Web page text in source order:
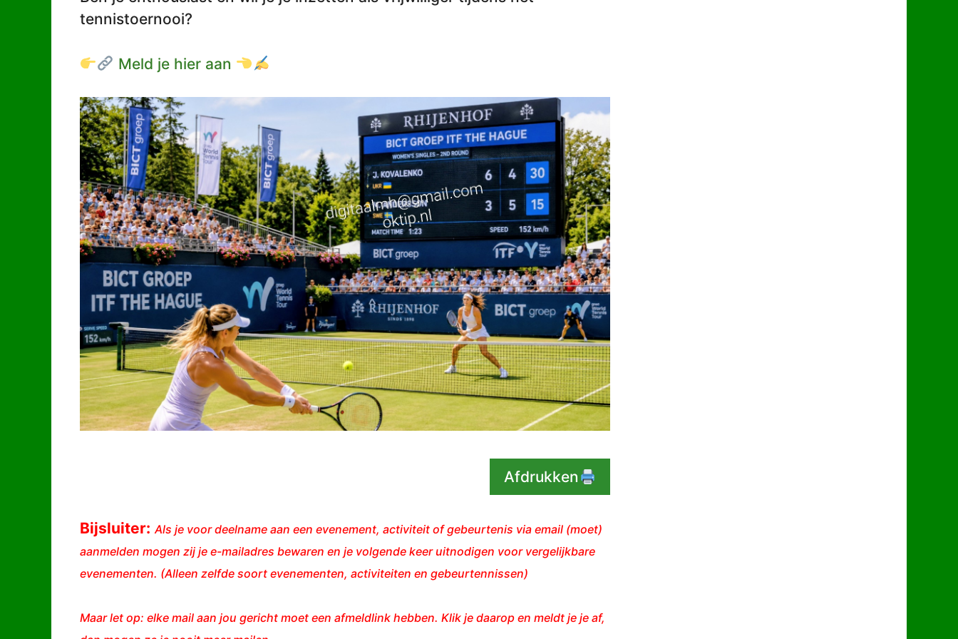
tennistoernooi?
Meld je hier aan
Afdrukken
Bijsluiter: Als je voor deelname aan een evenement, activiteit of gebeurtenis via email (moet)
aanmelden mogen zij je e-mailadres bewaren en je volgende keer uitnodigen voor vergelijkbare
evenementen. (Alleen zelfde soort evenementen, activiteiten en gebeurtennissen)
Maar let op: elke mail aan jou gericht moet een afmeldlink hebben. Klik je daarop en meldt je je af,